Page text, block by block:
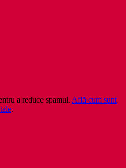
a reduce spamul. Află cum sunt
.